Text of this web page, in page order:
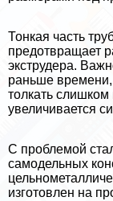
Тонкая часть
предотвращает
экструдера.
раньше времени,
толкать слишком
увеличивается
С проблемой
самодельных
изготовлен на